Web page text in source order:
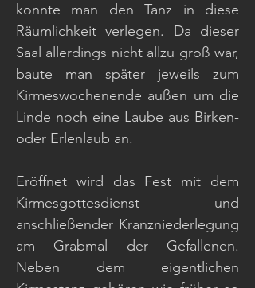
konnte man den Tanz in diese
Räumlichkeit verlegen. Da dieser
Saal allerdings nicht allzu groß war,
baute man später jeweils zum
Kirmeswochenende außen um die
Linde noch eine Laube aus Birken-
oder Erlenlaub an.
Eröffnet wird das Fest mit dem
Kirmesgottesdienst und
anschließender Kranzniederlegung
am Grabmal der Gefallenen.
Neben dem eigentlichen